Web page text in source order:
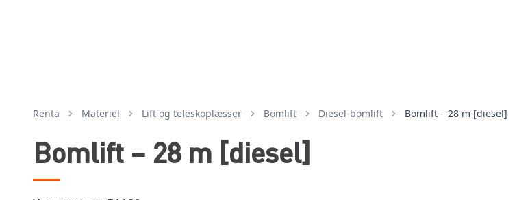
Renta Materiel lift og teleskoplæsser bomlift diesel-bomlift Bomlift – 28 m [diesel]
Bomlift – 28 m [diesel]